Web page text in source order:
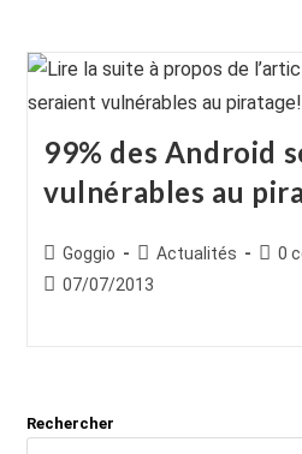
99% des Android
vulnérables au
Auteur/autrice
de
Goggio
Post
category:
Actualités
0
Publication
07/07/2013
Rechercher